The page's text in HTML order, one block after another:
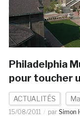
Philadelphia
pour toucher
ACTUALITÉS
15/08/2011 par Simon